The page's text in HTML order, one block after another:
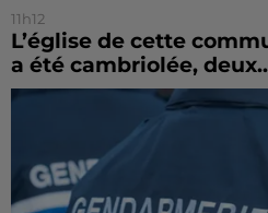
11h12
L’église de cette
a été cambriolée,